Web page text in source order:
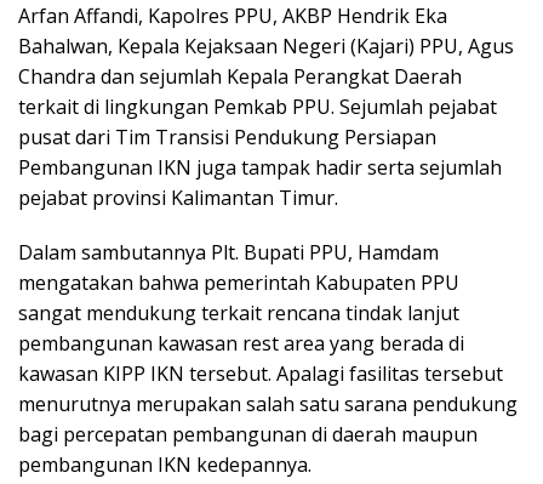
Arfan Affandi, Kapolres PPU, AKBP Hendrik Eka
Bahalwan, Kepala Kejaksaan Negeri (Kajari) PPU, Agus
Chandra dan sejumlah Kepala Perangkat Daerah
terkait di lingkungan Pemkab PPU. Sejumlah pejabat
pusat dari Tim Transisi Pendukung Persiapan
Pembangunan IKN juga tampak hadir serta sejumlah
pejabat provinsi Kalimantan Timur.
Dalam sambutannya Plt. Bupati PPU, Hamdam
mengatakan bahwa pemerintah Kabupaten PPU
sangat mendukung terkait rencana tindak lanjut
pembangunan kawasan rest area yang berada di
kawasan KIPP IKN tersebut. Apalagi fasilitas tersebut
menurutnya merupakan salah satu sarana pendukung
bagi percepatan pembangunan di daerah maupun
pembangunan IKN kedepannya.